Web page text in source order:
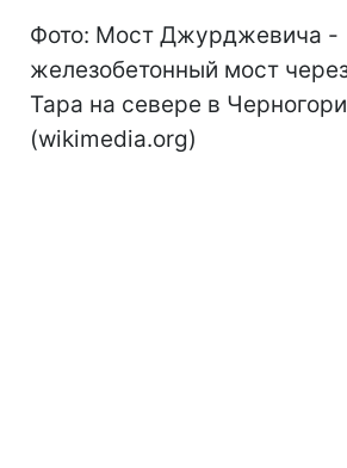
Фото: Мост Джурджевича -
железобетонный мост
Тара на севере в
(wikimedia.org)